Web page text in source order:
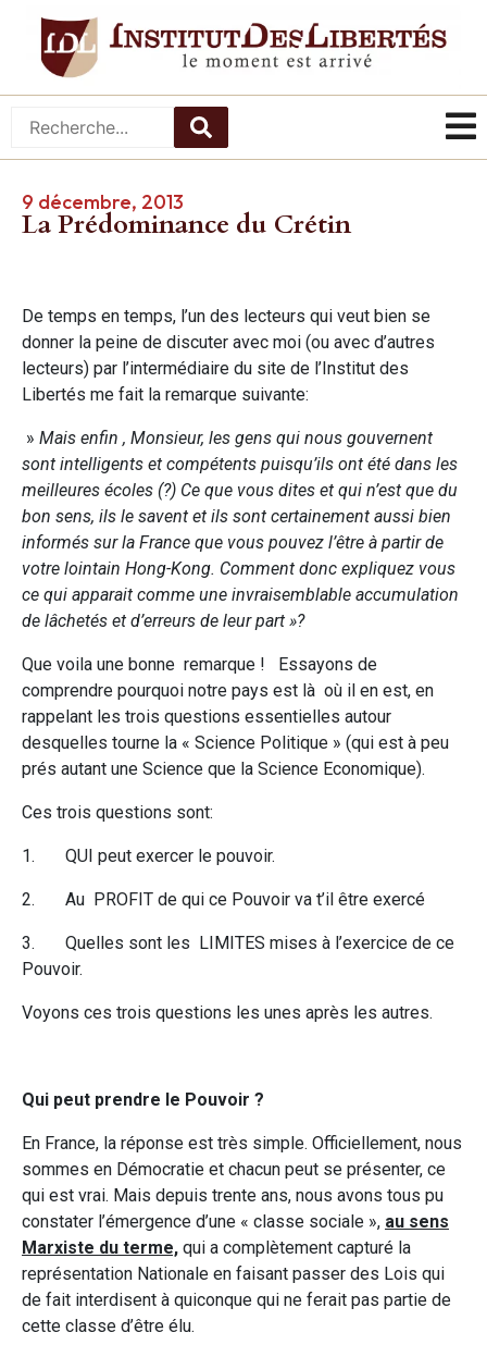
9 décembre, 2013
La Prédominance du Crétin
De temps en temps, l’un des lecteurs qui veut bien se
donner la peine de discuter avec moi (ou avec d’autres
lecteurs) par l’intermédiaire du site de l’Institut des
Libertés me fait la remarque suivante:
» Mais enfin , Monsieur, les gens qui nous gouvernent
sont intelligents et compétents puisqu’ils ont été dans les
meilleures écoles (?) Ce que vous dites et qui n’est que du
bon sens, ils le savent et ils sont certainement aussi bien
informés sur la France que vous pouvez l’être à partir de
votre lointain Hong-Kong. Comment donc expliquez vous
ce qui apparait comme une invraisemblable accumulation
de lâchetés et d’erreurs de leur part »?
Que voila une bonne remarque !
Essayons de
comprendre pourquoi notre pays est là où il en est, en
rappelant les trois questions essentielles autour
desquelles tourne la « Science Politique » (qui est à peu
prés autant une Science que la Science Economique).
Ces trois questions sont:
1. QUI peut exercer le pouvoir.
2. Au PROFIT de qui ce Pouvoir va t’il être exercé
3. Quelles sont les LIMITES mises à l’exercice de ce
Pouvoir.
Voyons ces trois questions les unes après les autres.
Qui peut prendre le Pouvoir ?
En France, la réponse est très simple. Officiellement, nous
sommes en Démocratie et chacun peut se présenter, ce
qui est vrai. Mais depuis trente ans, nous avons tous pu
constater l’émergence d’une « classe sociale », au sens
Marxiste du terme, qui a complètement capturé la
représentation Nationale en faisant passer des Lois qui
de fait interdisent à quiconque qui ne ferait pas partie de
cette classe d’être élu.